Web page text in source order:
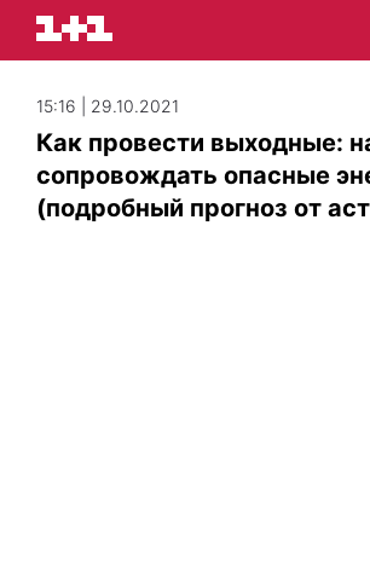
15:16 | 29.10.2021
Как провести выходные:
сопровождать опасные
(подробный прогноз от